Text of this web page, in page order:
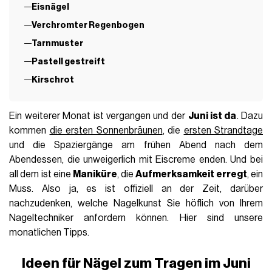
Eisnägel
Verchromter Regenbogen
Tarnmuster
Pastell gestreift
Kirschrot
Ein weiterer Monat ist vergangen und der Juni ist da. Dazu
kommen die ersten Sonnenbräunen, die ersten Strandtage
und die Spaziergänge am frühen Abend nach dem
Abendessen, die unweigerlich mit Eiscreme enden. Und bei
all dem ist eine Maniküre, dieAufmerksamkeit erregt, ein
Muss. Also ja, es ist offiziell an der Zeit, darüber
nachzudenken, welche Nagelkunst Sie höflich von Ihrem
Nageltechniker anfordern können. Hier sind unsere
monatlichen Tipps.
Ideen für Nägel zum Tragen im Juni